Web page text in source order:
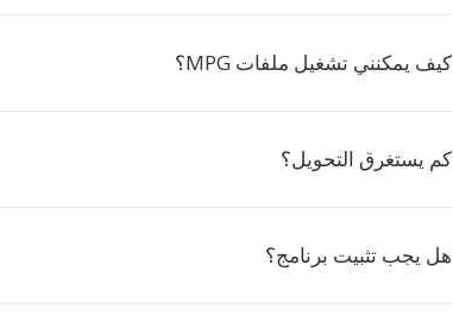
كيف يمكنني تشغيل ملفات MPG؟
كم يستغرق التحويل؟
هل يجب تثبيت برنامج؟